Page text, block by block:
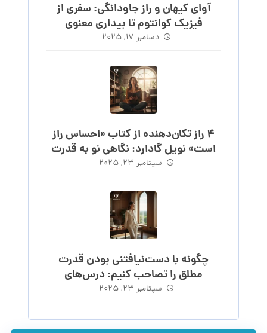
آوای کیهان و راز جاودانگی: سفری از
فیزیک کوانتوم تا بیداری معنوی
دسامبر 17, 2025
۴ راز تکان‌دهنده از کتاب «احساس راز
است» نویل گادارد: نگاهی نو به قدرت
احساس
سپتامبر 23, 2025
چگونه با دست‌نیافتنی بودن قدرت
مطلق را تصاحب کنیم: درس‌های
ماکیاولی
سپتامبر 23, 2025